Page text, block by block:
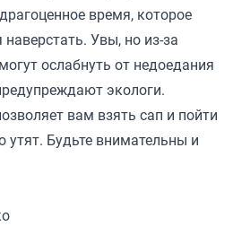
время, которое
наверстать. Увы, но из-за
ослабнуть от недоедания
экологи.
вам взять сап и пойти
утят. Будьте внимательны и